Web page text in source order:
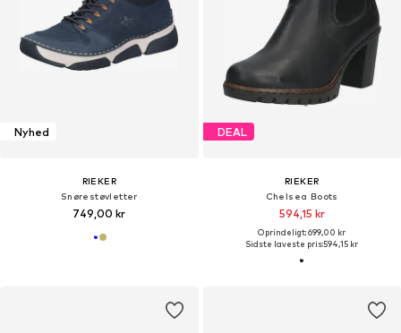
Nyhed
RIEKER
Snørestøvletter
749,00 kr
DEAL
RIEKER
Chelsea Boots
594,15 kr
Oprindeligt: 699,00 kr
Sidste laveste pris:594,15 kr